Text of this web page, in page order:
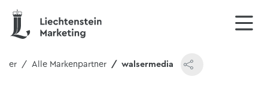
Alle Markenpartner walsermedia